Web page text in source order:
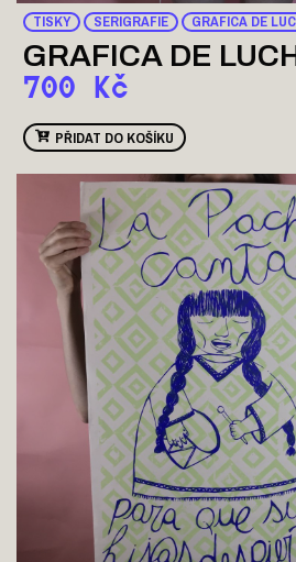
TISKY SERIGRAFIE GRAFICA DE
GRAFICA DE
700 Kč
PŘIDAT DO KOŠÍKU